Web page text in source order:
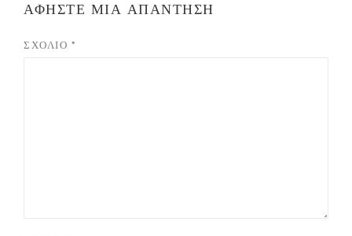
ΑΦΉΣΤΕ ΜΙΑ ΑΠΆΝΤΗΣΗ
ΣΧΌΛΙΟ *